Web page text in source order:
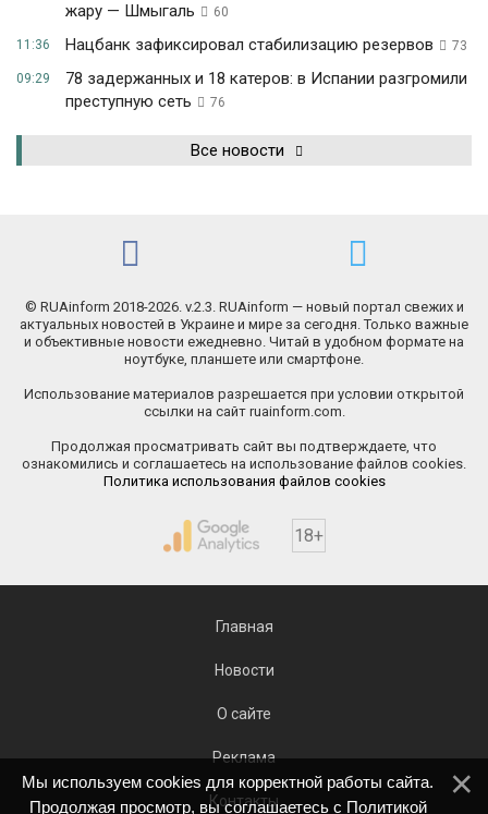
жару — Шмыгаль
60
11:36 Нацбанк зафиксировал стабилизацию резервов 73
09:29
78 задержанных и 18 катеров: в Испании разгромили
преступную сеть
76
Все новости
© RUAinform 2018-2026. v.2.3. RUAinform — новый портал свежих и
актуальных новостей в Украине и мире за сегодня. Только важные
и объективные новости ежедневно. Читай в удобном формате на
ноутбуке, планшете или смартфоне.
Использование материалов разрешается при условии открытой
ссылки на сайт ruainform.com.
Продолжая просматривать сайт вы подтверждаете, что
ознакомились и соглашаетесь на использование файлов cookies.
Политика использования файлов cookies
18+
Главная
Новости
О сайте
Реклама
Контакты
Мы используем cookies для корректной работы сайта.
Продолжая просмотр, вы соглашаетесь с Политикой